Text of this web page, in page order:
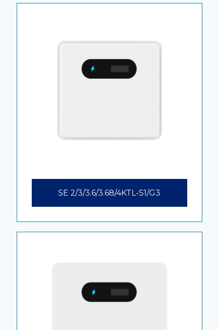
SE 2/3/3.6/3.68/4KTL-S1/G3